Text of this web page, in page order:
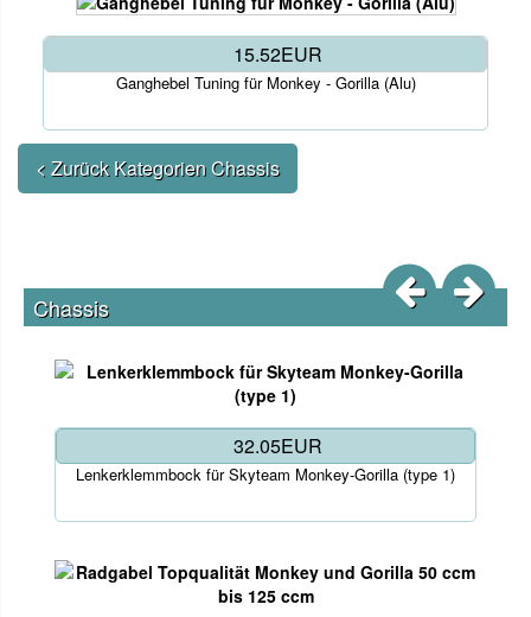
15.52EUR
Ganghebel Tuning für Monkey - Gorilla (Alu)
< Zurück Kategorien Chassis
Chassis
32.05EUR
Lenkerklemmbock für Skyteam Monkey-Gorilla (type 1)